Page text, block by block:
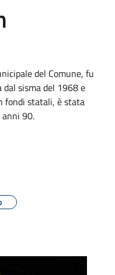
del Comune, fu
sisma del 1968 e
fondi statali, è stata
90.